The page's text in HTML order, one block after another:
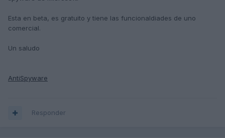
Esta en beta, es gratuito y tiene las funcionaldiades de uno
comercial.
Un saludo
AntiSpyware
Responder